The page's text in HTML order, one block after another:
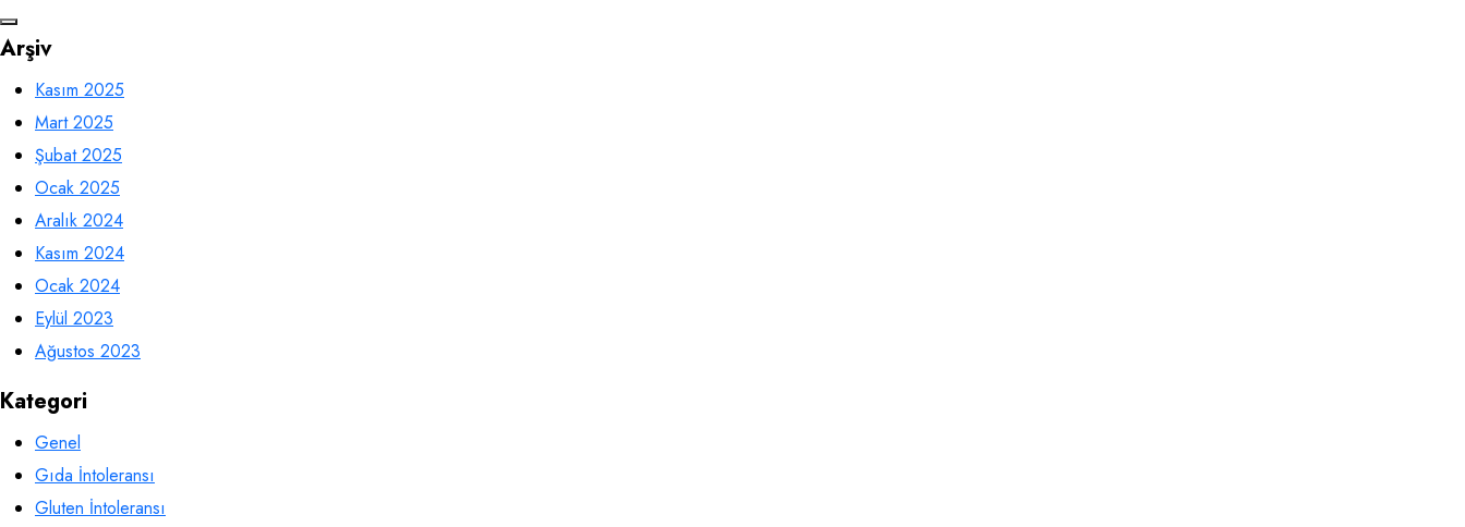
Arşiv
Kasım 2025
Mart 2025
Şubat 2025
Ocak 2025
Aralık 2024
Kasım 2024
Ocak 2024
Eylül 2023
Ağustos 2023
Kategori
Genel
Gıda İntoleransı
Gluten İntoleransı